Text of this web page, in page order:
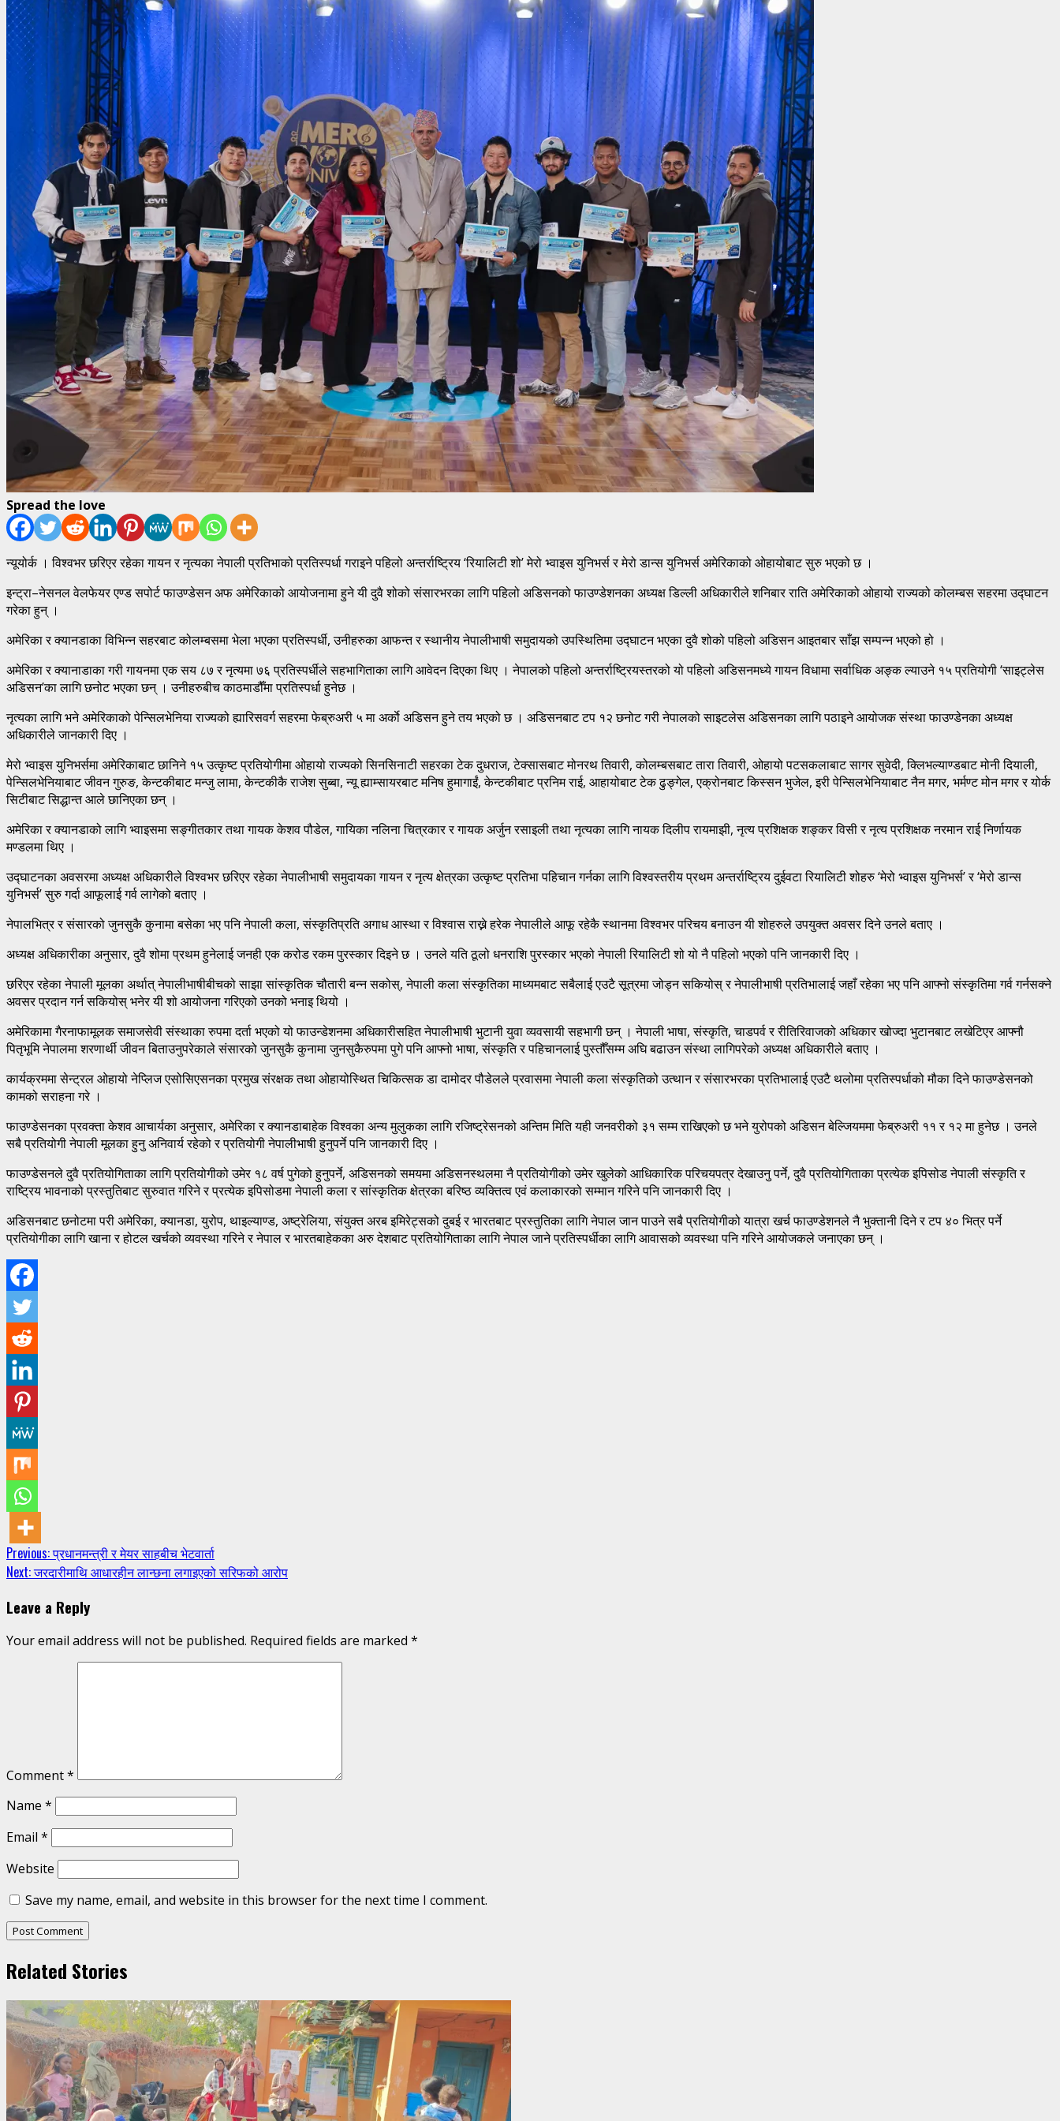
Spread the love
न्यूयोर्क । विश्वभर छरिएर रहेका गायन र नृत्यका नेपाली प्रतिभाको प्रतिस्पर्धा गराइने पहिलो अन्तर्राष्ट्रिय ‘रियालिटी शो’ मेरो भ्वाइस युनिभर्स र मेरो डान्स युनिभर्स अमेरिकाको ओहायोबाट सुरु भएको छ ।
इन्ट्रा–नेसनल वेलफेयर एण्ड सपोर्ट फाउण्डेसन अफ अमेरिकाको आयोजनामा हुने यी दुवै शोको संसारभरका लागि पहिलो अडिसनको फाउण्डेशनका अध्यक्ष डिल्ली अधिकारीले शनिबार राति अमेरिकाको ओहायो राज्यको कोलम्बस सहरमा उद्घाटन
गरेका हुन् ।
अमेरिका र क्यानडाका विभिन्न सहरबाट कोलम्बसमा भेला भएका प्रतिस्पर्धी, उनीहरुका आफन्त र स्थानीय नेपालीभाषी समुदायको उपस्थितिमा उद्घाटन भएका दुवै शोको पहिलो अडिसन आइतबार साँझ सम्पन्न भएको हो ।
अमेरिका र क्यानाडाका गरी गायनमा एक सय ८७ र नृत्यमा ७६ प्रतिस्पर्धीले सहभागिताका लागि आवेदन दिएका थिए । नेपालको पहिलो अन्तर्राष्ट्रियस्तरको यो पहिलो अडिसनमध्ये गायन विधामा सर्वाधिक अङ्क ल्याउने १५ प्रतियोगी ‘साइट्लेस
अडिसन’का लागि छनोट भएका छन् । उनीहरुबीच काठमाडौँमा प्रतिस्पर्धा हुनेछ ।
नृत्यका लागि भने अमेरिकाको पेन्सिलभेनिया राज्यको ह्यारिसवर्ग सहरमा फेब्रुअरी ५ मा अर्काे अडिसन हुने तय भएको छ । अडिसनबाट टप १२ छनोट गरी नेपालको साइटलेस अडिसनका लागि पठाइने आयोजक संस्था फाउण्डेनका अध्यक्ष
अधिकारीले जानकारी दिए ।
मेरो भ्वाइस युनिभर्समा अमेरिकाबाट छानिने १५ उत्कृष्ट प्रतियोगीमा ओहायो राज्यको सिनसिनाटी सहरका टेक दुधराज, टेक्सासबाट मोनरथ तिवारी, कोलम्बसबाट तारा तिवारी, ओहायो पटसकलाबाट सागर सुवेदी, क्लिभल्याण्डबाट मोनी दियाली,
पेन्सिलभेनियाबाट जीवन गुरुङ, केन्टकीबाट मन्जु लामा, केन्टकीकै राजेश सुब्बा, न्यू ह्याम्सायरबाट मनिष हुमागाईं, केन्टकीबाट प्रनिम राई, आहायोबाट टेक ढुङ्गेल, एक्रोनबाट किस्सन भुजेल, इरी पेन्सिलभेनियाबाट नैन मगर, भर्मण्ट मोन मगर र योर्क
सिटीबाट सिद्धान्त आले छानिएका छन् ।
अमेरिका र क्यानडाको लागि भ्वाइसमा सङ्गीतकार तथा गायक केशव पौडेल, गायिका नलिना चित्रकार र गायक अर्जुन रसाइली तथा नृत्यका लागि नायक दिलीप रायमाझी, नृत्य प्रशिक्षक शङ्कर विसी र नृत्य प्रशिक्षक नरमान राई निर्णायक
मण्डलमा थिए ।
उद्घाटनका अवसरमा अध्यक्ष अधिकारीले विश्वभर छरिएर रहेका नेपालीभाषी समुदायका गायन र नृत्य क्षेत्रका उत्कृष्ट प्रतिभा पहिचान गर्नका लागि विश्वस्तरीय प्रथम अन्तर्राष्ट्रिय दुईवटा रियालिटी शोहरु ‘मेरो भ्वाइस युनिभर्स’ र ‘मेरो डान्स
युनिभर्स’ सुरु गर्दा आफूलाई गर्व लागेको बताए ।
नेपालभित्र र संसारको जुनसुकै कुनामा बसेका भए पनि नेपाली कला, संस्कृतिप्रति अगाध आस्था र विश्वास राख्ने हरेक नेपालीले आफू रहेकै स्थानमा विश्वभर परिचय बनाउन यी शोहरुले उपयुक्त अवसर दिने उनले बताए ।
अध्यक्ष अधिकारीका अनुसार, दुवै शोमा प्रथम हुनेलाई जनही एक करोड रकम पुरस्कार दिइने छ । उनले यति ठूलो धनराशि पुरस्कार भएको नेपाली रियालिटी शो यो नै पहिलो भएको पनि जानकारी दिए ।
छरिएर रहेका नेपाली मूलका अर्थात् नेपालीभाषीबीचको साझा सांस्कृतिक चौतारी बन्न सकोस्, नेपाली कला संस्कृतिका माध्यमबाट सबैलाई एउटै सूत्रमा जोड्न सकियोस् र नेपालीभाषी प्रतिभालाई जहाँ रहेका भए पनि आफ्नो संस्कृतिमा गर्व गर्नसक्ने
अवसर प्रदान गर्न सकियोस् भनेर यी शो आयोजना गरिएको उनको भनाइ थियो ।
अमेरिकामा गैरनाफामूलक समाजसेवी संस्थाका रुपमा दर्ता भएको यो फाउन्डेशनमा अधिकारीसहित नेपालीभाषी भुटानी युवा व्यवसायी सहभागी छन् । नेपाली भाषा, संस्कृति, चाडपर्व र रीतिरिवाजको अधिकार खोज्दा भुटानबाट लखेटिएर आफ्नौ
पितृभूमि नेपालमा शरणार्थी जीवन बिताउनुपरेकाले संसारको जुनसुकै कुनामा जुनसुकैरुपमा पुगे पनि आफ्नो भाषा, संस्कृति र पहिचानलाई पुस्तौँसम्म अघि बढाउन संस्था लागिपरेको अध्यक्ष अधिकारीले बताए ।
कार्यक्रममा सेन्ट्रल ओहायो नेप्लिज एसोसिएसनका प्रमुख संरक्षक तथा ओहायोस्थित चिकित्सक डा दामोदर पौडेलले प्रवासमा नेपाली कला संस्कृतिको उत्थान र संसारभरका प्रतिभालाई एउटै थलोमा प्रतिस्पर्धाको मौका दिने फाउण्डेसनको
कामको सराहना गरे ।
फाउण्डेसनका प्रवक्ता केशव आचार्यका अनुसार, अमेरिका र क्यानडाबाहेक विश्वका अन्य मुलुकका लागि रजिष्ट्रेसनको अन्तिम मिति यही जनवरीको ३१ सम्म राखिएको छ भने युरोपको अडिसन बेल्जियममा फेब्रुअरी ११ र १२ मा हुनेछ । उनले
सबै प्रतियोगी नेपाली मूलका हुनु अनिवार्य रहेको र प्रतियोगी नेपालीभाषी हुनुपर्ने पनि जानकारी दिए ।
फाउण्डेसनले दुवै प्रतियोगिताका लागि प्रतियोगीको उमेर १८ वर्ष पुगेको हुनुपर्ने, अडिसनको समयमा अडिसनस्थलमा नै प्रतियोगीको उमेर खुलेको आधिकारिक परिचयपत्र देखाउनु पर्ने, दुवै प्रतियोगिताका प्रत्येक इपिसोड नेपाली संस्कृति र
राष्ट्रिय भावनाको प्रस्तुतिबाट सुरुवात गरिने र प्रत्येक इपिसोडमा नेपाली कला र सांस्कृतिक क्षेत्रका बरिष्ठ व्यक्तित्व एवं कलाकारको सम्मान गरिने पनि जानकारी दिए ।
अडिसनबाट छनोटमा परी अमेरिका, क्यानडा, युरोप, थाइल्याण्ड, अष्ट्रेलिया, संयुक्त अरब इमिरेट्सको दुबई र भारतबाट प्रस्तुतिका लागि नेपाल जान पाउने सबै प्रतियोगीको यात्रा खर्च फाउण्डेशनले नै भुक्तानी दिने र टप ४० भित्र पर्ने
प्रतियोगीका लागि खाना र होटल खर्चको व्यवस्था गरिने र नेपाल र भारतबाहेकका अरु देशबाट प्रतियोगिताका लागि नेपाल जाने प्रतिस्पर्धीका लागि आवासको व्यवस्था पनि गरिने आयोजकले जनाएका छन् ।
Continue
Reading
Previous:प्रधानमन्त्री र मेयर साहबीच भेटवार्ता
Next:जरदारीमाथि आधारहीन लान्छना लगाइएको सरिफको आरोप
Leave a Reply
Your email address will not be published. Required fields are marked *
Comment*
Name *
Email *
Website
Save my name, email, and website in this browser for the next time I comment.
Related Stories